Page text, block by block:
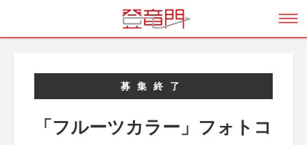
募集終了
「フルーツカラー」フォトコ